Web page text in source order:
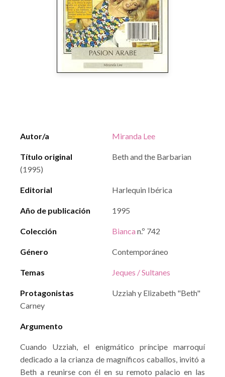
Autor/a Miranda Lee
Título original
Beth and the Barbarian
(1995)
Editorial Harlequin Ibérica
Año de publicación 1995
Colección Bianca n.º 742
Género Contemporáneo
Temas Jeques / Sultanes
Protagonistas
Uzziah y Elizabeth "Beth"
Carney
Argumento
Cuando Uzziah, el enigmático príncipe marroquí
dedicado a la crianza de magníficos caballos, invitó a
Beth a reunirse con él en su remoto palacio en las